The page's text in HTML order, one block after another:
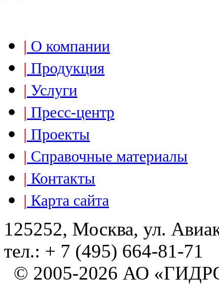
| О компании
| Продукция
| Услуги
| Пресс-центр
| Проекты
| Справочные материалы
| Контакты
| Карта сайта
125252, Москва, ул.
тел.: + 7 (495) 664-81-71
© 2005-2026 АО